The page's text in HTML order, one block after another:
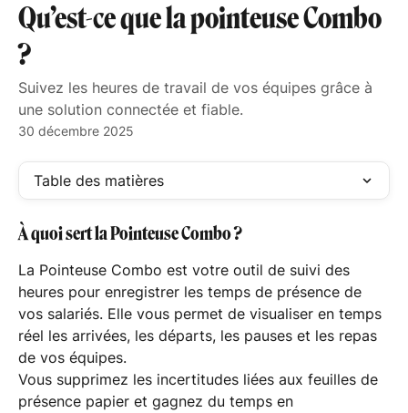
Qu’est-ce que la pointeuse Combo
?
Suivez les heures de travail de vos équipes grâce à
une solution connectée et fiable.
30 décembre 2025
Table des matières
À quoi sert la Pointeuse Combo ?
La Pointeuse Combo est votre outil de suivi des
heures pour enregistrer les temps de présence de
vos salariés. Elle vous permet de visualiser en temps
réel les arrivées, les départs, les pauses et les repas
de vos équipes.
Vous supprimez les incertitudes liées aux feuilles de
présence papier et gagnez du temps en